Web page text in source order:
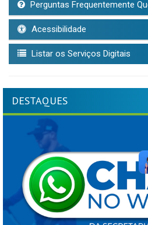
Perguntas Frequentemente
Acessibilidade
Listar os Serviços Digitais
DESTAQUES